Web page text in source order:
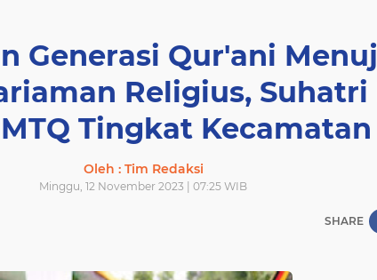
Generasi Qur'ani
Religius, Suhatri
Tingkat Kecamatan
Oleh : Tim Redaksi
Minggu, 12 November 2023 | 07:25 WIB
SHARE